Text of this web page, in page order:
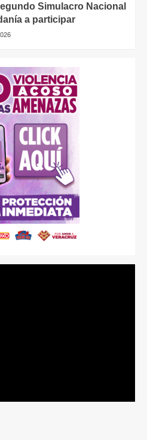
Simulacro Nacional
a participar